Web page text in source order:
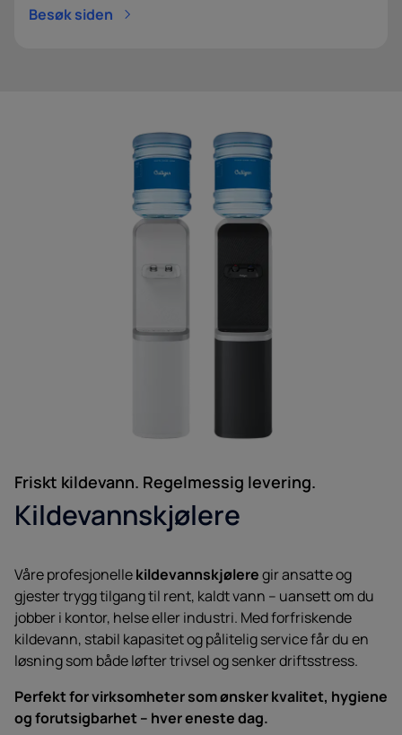
Besøk siden
Friskt kildevann. Regelmessig levering.
Kildevannskjølere
Våre profesjonellekildevannskjøleregir ansatte og
gjester trygg tilgang til rent, kaldt vann – uansett om du
jobber i kontor, helse eller industri. Med forfriskende
kildevann, stabil kapasitet og pålitelig service får du en
løsning som både løfter trivsel og senker driftsstress.
Perfekt for virksomheter som ønsker kvalitet, hygiene
og forutsigbarhet – hver eneste dag.